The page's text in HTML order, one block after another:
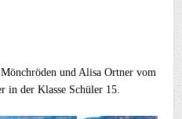
und Alisa Ortner vom
in der Klasse Schüler 15.